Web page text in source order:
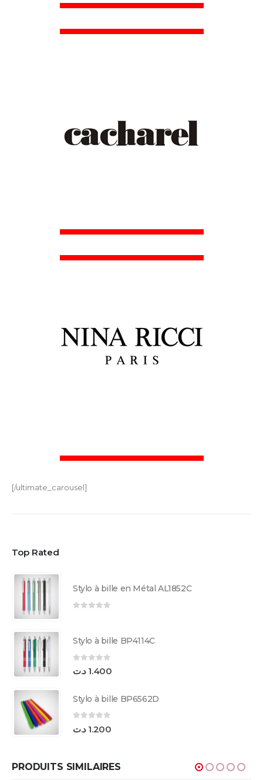
[/ultimate_carousel]
Top Rated
Stylo à bille en Métal AL1852C
Stylo à bille BP4114C
1.400 د.ت
Stylo à bille BP6562D
1.200 د.ت
PRODUITS SIMILAIRES